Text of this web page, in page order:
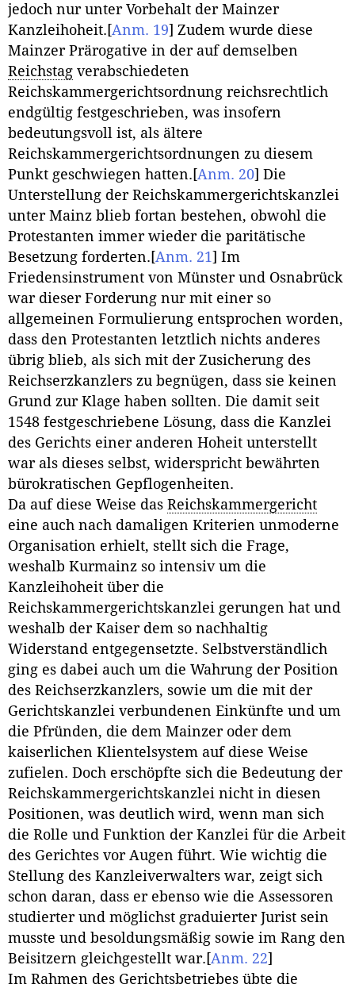
jedoch nur unter Vorbehalt der Mainzer
Kanzleihoheit. [Anm. 19] Zudem wurde diese
Mainzer Prärogative in der auf demselben
Reichstag verabschiedeten
Reichskammergerichtsordnung reichsrechtlich
endgültig festgeschrieben, was insofern
bedeutungsvoll ist, als ältere
Reichskammergerichtsordnungen zu diesem
Punkt geschwiegen hatten. [Anm. 20] Die
Unterstellung der Reichskammergerichtskanzlei
unter Mainz blieb fortan bestehen, obwohl die
Protestanten immer wieder die paritätische
Besetzung forderten. [Anm. 21] Im
Friedensinstrument von Münster und Osnabrück
war dieser Forderung nur mit einer so
allgemeinen Formulierung entsprochen worden,
dass den Protestanten letztlich nichts anderes
übrig blieb, als sich mit der Zusicherung des
Reichserzkanzlers zu begnügen, dass sie keinen
Grund zur Klage haben sollten. Die damit seit
1548 festgeschriebene Lösung, dass die Kanzlei
des Gerichts einer anderen Hoheit unterstellt
war als dieses selbst, widerspricht bewährten
bürokratischen Gepflogenheiten.
Da auf diese Weise das Reichskammergericht
eine auch nach damaligen Kriterien unmoderne
Organisation erhielt, stellt sich die Frage,
weshalb Kurmainz so intensiv um die
Kanzleihoheit über die
Reichskammergerichtskanzlei gerungen hat und
weshalb der Kaiser dem so nachhaltig
Widerstand entgegensetzte. Selbstverständlich
ging es dabei auch um die Wahrung der Position
des Reichserzkanzlers, sowie um die mit der
Gerichtskanzlei verbundenen Einkünfte und um
die Pfründen, die dem Mainzer oder dem
kaiserlichen Klientelsystem auf diese Weise
zufielen. Doch erschöpfte sich die Bedeutung der
Reichskammergerichtskanzlei nicht in diesen
Positionen, was deutlich wird, wenn man sich
die Rolle und Funktion der Kanzlei für die Arbeit
des Gerichtes vor Augen führt. Wie wichtig die
Stellung des Kanzleiverwalters war, zeigt sich
schon daran, dass er ebenso wie die Assessoren
studierter und möglichst graduierter Jurist sein
musste und besoldungsmäßig sowie im Rang den
Beisitzern gleichgestellt war. [Anm. 22]
Im Rahmen des Gerichtsbetriebes übte die